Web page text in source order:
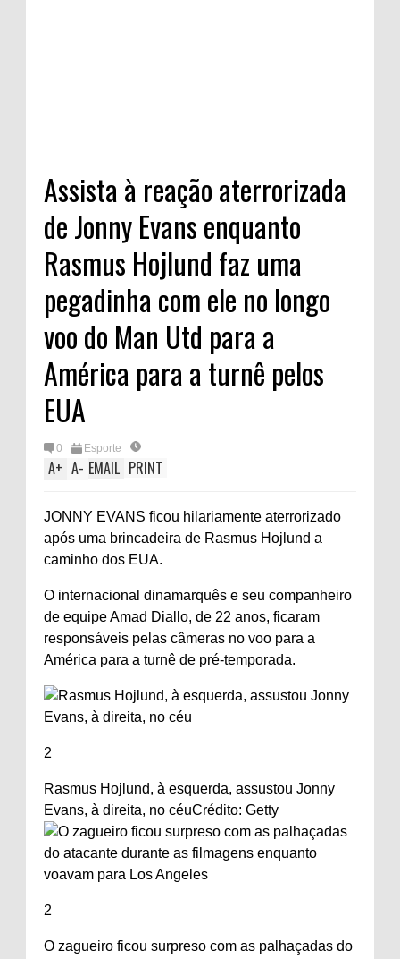
Assista à reação aterrorizada
de Jonny Evans enquanto
Rasmus Hojlund faz uma
pegadinha com ele no longo
voo do Man Utd para a
América para a turnê pelos
EUA
0 Esporte
A+ A- EMAIL PRINT
JONNY EVANS ficou hilariamente aterrorizado
após uma brincadeira de Rasmus Hojlund a
caminho dos EUA.
O internacional dinamarquês e seu companheiro
de equipe Amad Diallo, de 22 anos, ficaram
responsáveis ​​pelas câmeras no voo para a
América para a turnê de pré-temporada.
2
Rasmus Hojlund, à esquerda, assustou Jonny
Evans, à direita, no céuCrédito: Getty
2
O zagueiro ficou surpreso com as palhaçadas do